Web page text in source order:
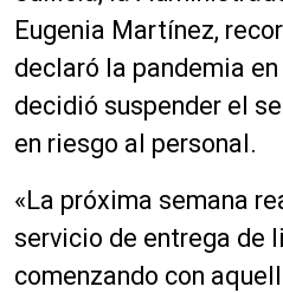
Eugenia Martínez,
declaró la pandemia
decidió suspender el
en riesgo al personal.
«La próxima semana
servicio de entrega de
comenzando con